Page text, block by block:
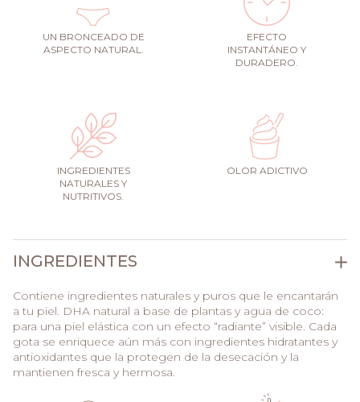
UN BRONCEADO DE
ASPECTO NATURAL.
EFECTO
INSTANTÁNEO Y
DURADERO.
INGREDIENTES
NATURALES Y
NUTRITIVOS.
OLOR ADICTIVO
INGREDIENTES
Contiene ingredientes naturales y puros que le encantarán
a tu piel. DHA natural a base de plantas y agua de coco:
para una piel elástica con un efecto “radiante” visible. Cada
gota se enriquece aún más con ingredientes hidratantes y
antioxidantes que la protegen de la desecación y la
mantienen fresca y hermosa.